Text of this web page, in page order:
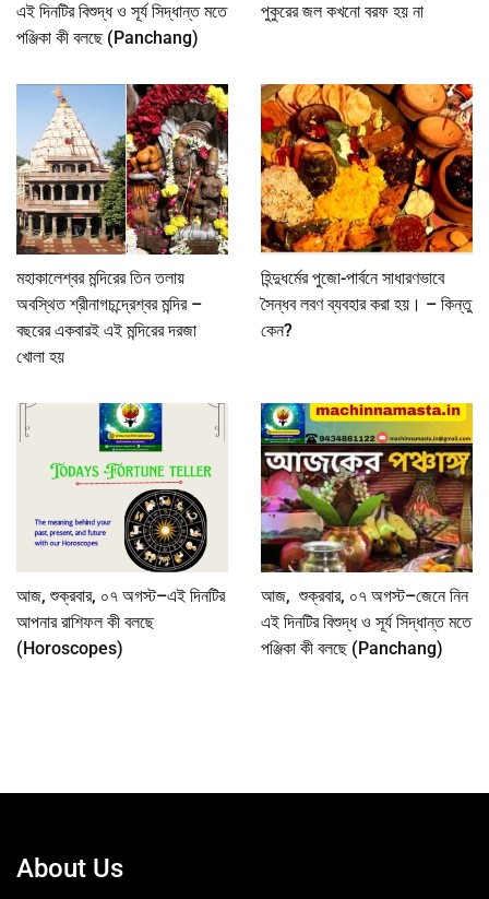
এই দিনটির বিশুদ্ধ ও সূর্য সিদ্ধান্ত মতে
পঞ্জিকা কী বলছে (Panchang)
পুকুরের জল কখনো বরফ হয় না
মহাকালেশ্বর মন্দিরের তিন তলায়
অবস্থিত শ্রীনাগচন্দ্রেশ্বর মন্দির –
বছরের একবারই এই মন্দিরের দরজা
খোলা হয়
হিন্দুধর্মের পুজো-পার্বনে সাধারণভাবে
সৈন্ধব লবণ ব্যবহার করা হয়। – কিন্তু
কেন?
আজ, শুক্রবার, ০৭ অগস্ট–এই দিনটির
আপনার রাশিফল কী বলছে
(Horoscopes)
আজ, শুক্রবার, ০৭ অগস্ট–জেনে নিন
এই দিনটির বিশুদ্ধ ও সূর্য সিদ্ধান্ত মতে
পঞ্জিকা কী বলছে (Panchang)
About Us